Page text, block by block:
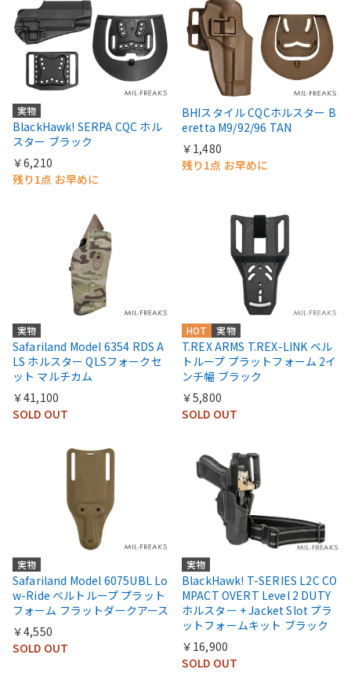
実物
BlackHawk! SERPA CQC ホル
スター ブラック
￥6,210
残り1点 お早めに
BHIスタイル CQCホルスター B
eretta M9/92/96 TAN
￥1,480
残り1点 お早めに
実物
Safariland Model 6354 RDS A
LS ホルスター QLSフォークセ
ット マルチカム
￥41,100
SOLD OUT
HOT 実物
T.REX ARMS T.REX-LINK ベル
トループ プラットフォーム 2イ
ンチ幅 ブラック
￥5,800
SOLD OUT
実物
Safariland Model 6075UBL Lo
w-Ride ベルトループ プラット
フォーム フラットダークアース
￥4,550
SOLD OUT
実物
BlackHawk! T-SERIES L2C CO
MPACT OVERT Level 2 DUTY
ホルスター + Jacket Slot プラ
ットフォームキット ブラック
￥16,900
SOLD OUT